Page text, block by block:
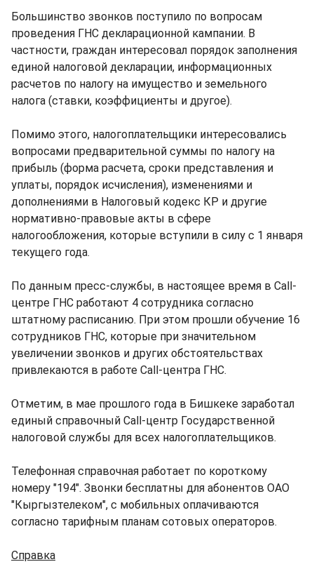
Большинство звонков поступило по вопросам
проведения ГНС декларационной кампании. В
частности, граждан интересовал порядок заполнения
единой налоговой декларации, информационных
расчетов по налогу на имущество и земельного
налога (ставки, коэффициенты и другое).
Помимо этого, налогоплательщики интересовались
вопросами предварительной суммы по налогу на
прибыль (форма расчета, сроки представления и
уплаты, порядок исчисления), изменениями и
дополнениями в Налоговый кодекс КР и другие
нормативно-правовые акты в сфере
налогообложения, которые вступили в силу с 1 января
текущего года.
По данным пресс-службы, в настоящее время в Call-
центре ГНС работают 4 сотрудника согласно
штатному расписанию. При этом прошли обучение 16
сотрудников ГНС, которые при значительном
увеличении звонков и других обстоятельствах
привлекаются в работе Call-центра ГНС.
Отметим, в мае прошлого года в Бишкеке заработал
единый справочный Call-центр Государственной
налоговой службы для всех налогоплательщиков.
Телефонная справочная работает по короткому
номеру "194". Звонки бесплатны для абонентов ОАО
"Кыргызтелеком", с мобильных оплачиваются
согласно тарифным планам сотовых операторов.
Справка